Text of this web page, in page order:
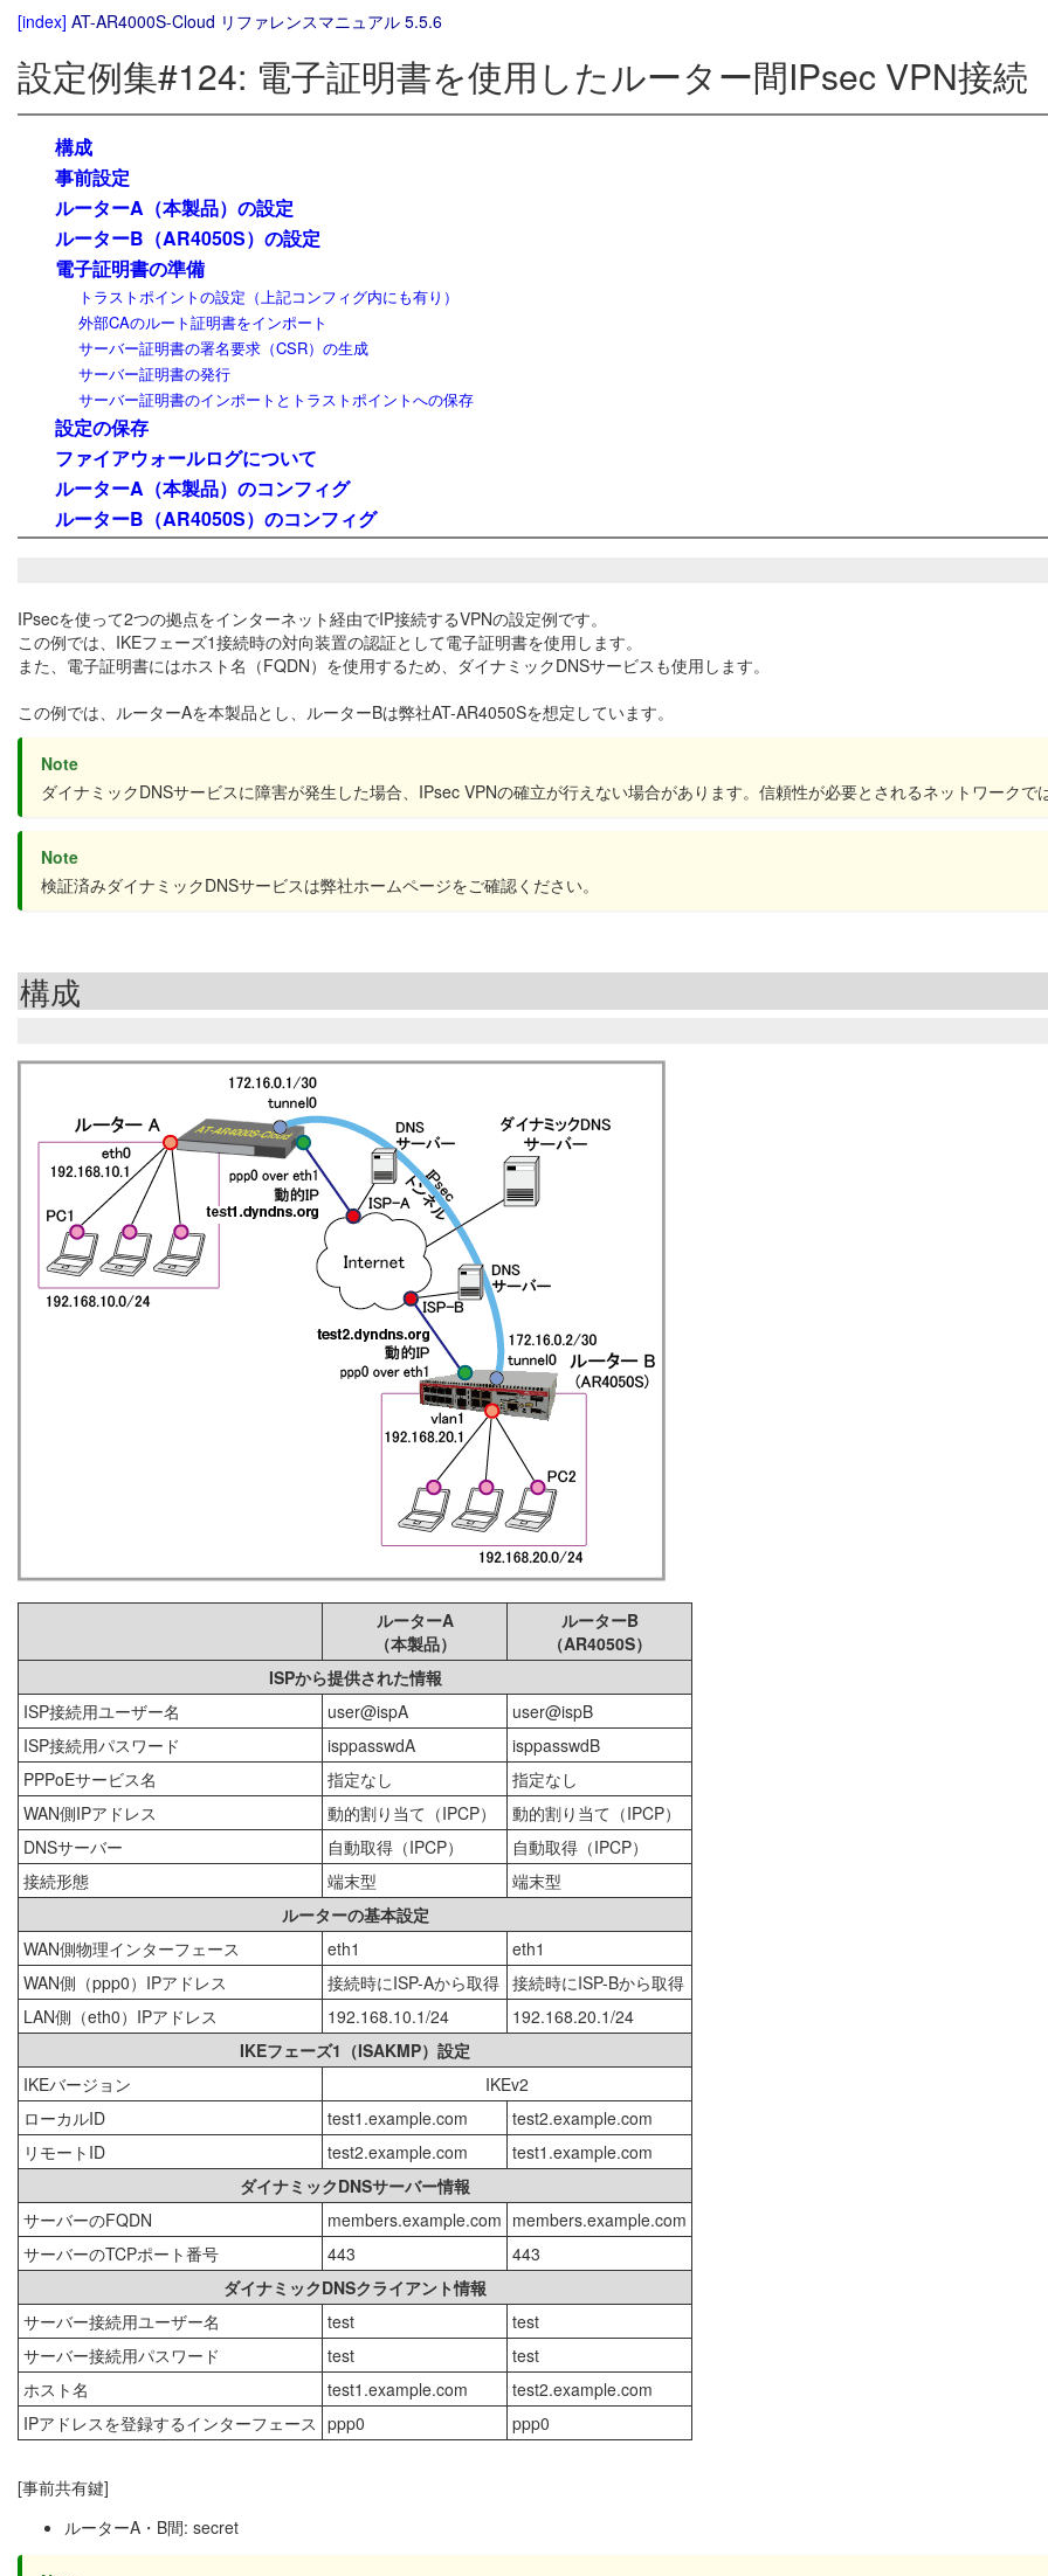
[index] AT-AR4000S-Cloud リファレンスマニュアル 5.5.6
設定例集#124: 電子証明書を使用したルーター間IPsec VPN接続
構成
事前設定
ルーターA（本製品）の設定
ルーターB（AR4050S）の設定
電子証明書の準備
トラストポイントの設定（上記コンフィグ内にも有り）
外部CAのルート証明書をインポート
サーバー証明書の署名要求（CSR）の生成
サーバー証明書の発行
サーバー証明書のインポートとトラストポイントへの保存
設定の保存
ファイアウォールログについて
ルーターA（本製品）のコンフィグ
ルーターB（AR4050S）のコンフィグ
IPsecを使って2つの拠点をインターネット経由でIP接続するVPNの設定例です。
この例では、IKEフェーズ1接続時の対向装置の認証として電子証明書を使用します。
また、電子証明書にはホスト名（FQDN）を使用するため、ダイナミックDNSサービスも使用します。
この例では、ルーターAを本製品とし、ルーターBは弊社AT-AR4050Sを想定しています。
Note
ダイナミックDNSサービスに障害が発生した場合、IPsec VPNの確立が行えない場合があります。信頼性が必要とされるネットワーク
Note
検証済みダイナミックDNSサービスは弊社ホームページをご確認ください。
構成
ルーターA
（本製品）
ルーターB
（AR4050S）
ISPから提供された情報
ISP接続用ユーザー名
user@ispA
user@ispB
ISP接続用パスワード
isppasswdA
isppasswdB
PPPoEサービス名
指定なし
指定なし
WAN側IPアドレス
動的割り当て（IPCP）
動的割り当て（IPCP）
DNSサーバー
自動取得（IPCP）
自動取得（IPCP）
接続形態
端末型
端末型
ルーターの基本設定
WAN側物理インターフェース
eth1
eth1
WAN側（ppp0）IPアドレス
接続時にISP-Aから取得 接続時にISP-Bから取得
LAN側（eth0）IPアドレス
192.168.10.1/24
192.168.20.1/24
IKEフェーズ1（ISAKMP）設定
IKEバージョン
IKEv2
ローカルID
test1.example.com
test2.example.com
リモートID
test2.example.com
test1.example.com
ダイナミックDNSサーバー情報
サーバーのFQDN
members.example.com members.example.com
サーバーのTCPポート番号
443
443
ダイナミックDNSクライアント情報
サーバー接続用ユーザー名
test
test
サーバー接続用パスワード
test
test
ホスト名
test1.example.com
test2.example.com
IPアドレスを登録するインターフェース ppp0 ppp0
[事前共有鍵]
ルーターA・B間: secret